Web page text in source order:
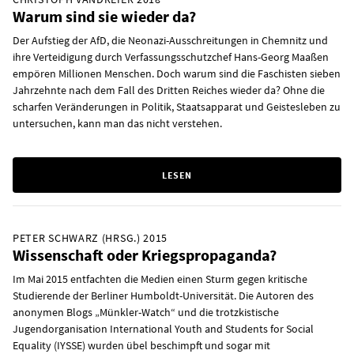
Warum sind sie wieder da?
Der Aufstieg der AfD, die Neonazi-Ausschreitungen in Chemnitz und
ihre Verteidigung durch Verfassungsschutzchef Hans-Georg Maaßen
empören Millionen Menschen. Doch warum sind die Faschisten sieben
Jahrzehnte nach dem Fall des Dritten Reiches wieder da? Ohne die
scharfen Veränderungen in Politik, Staatsapparat und Geistesleben zu
untersuchen, kann man das nicht verstehen.
LESEN
PETER SCHWARZ (HRSG.) 2015
Wissenschaft oder Kriegspropaganda?
Im Mai 2015 entfachten die Medien einen Sturm gegen kritische
Studierende der Berliner Humboldt-Universität. Die Autoren des
anonymen Blogs „Münkler-Watch“ und die trotzkistische
Jugendorganisation International Youth and Students for Social
Equality (IYSSE) wurden übel beschimpft und sogar mit